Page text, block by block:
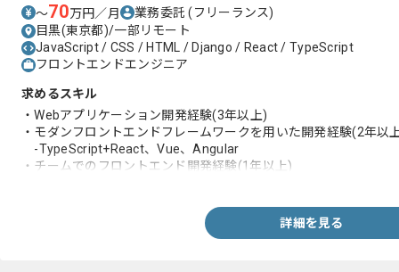
〜70万円／月 業務委託(フリーランス)
目黒(東京都)/一部リモート
JavaScript / CSS / HTML / Django / React / TypeScript
フロントエンドエンジニア
求めるスキル
・Webアプリケーション開発経験(3年以上)
・モダンフロントエンドフレームワークを用いた開発経験(2年以
-TypeScript+React、Vue、Angular
・チームでのフロントエンド開発経験(1年以上)
詳細を見る